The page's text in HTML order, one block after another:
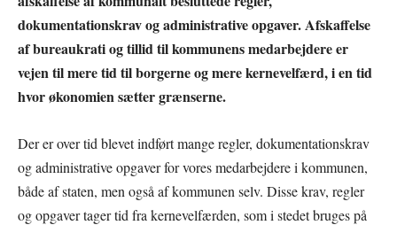
dokumentationskrav og administrative opgaver. Afskaffelse
af bureaukrati og tillid til kommunens medarbejdere er
vejen til mere tid til borgerne og mere kernevelfærd, i en tid
hvor økonomien sætter grænserne.
Der er over tid blevet indført mange regler, dokumentationskrav
og administrative opgaver for vores medarbejdere i kommunen,
både af staten, men også af kommunen selv. Disse krav, regler
og opgaver tager tid fra kernevelfærden, som i stedet bruges på